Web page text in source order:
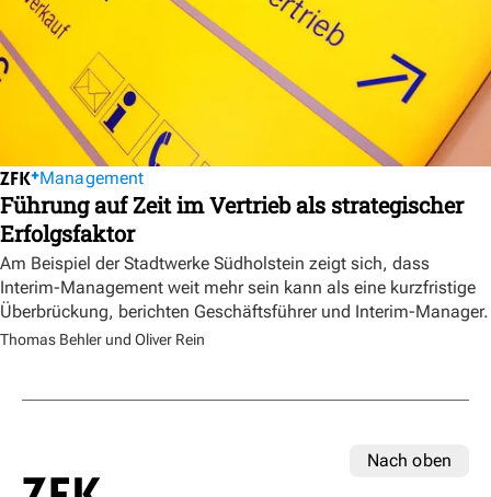
Management
Führung auf Zeit im Vertrieb als strategischer
Erfolgsfaktor
Am Beispiel der Stadtwerke Südholstein zeigt sich, dass
Interim-Management weit mehr sein kann als eine kurzfristige
Überbrückung, berichten Geschäftsführer und Interim-Manager.
Thomas Behler und Oliver Rein
Nach oben